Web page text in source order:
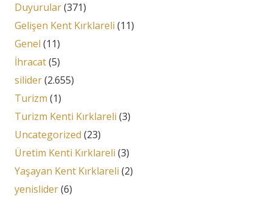
Duyurular(371)
Gelişen Kent Kırklareli (11)
Genel (11)
İhracat(5)
silider(2.655)
Turizm (1)
Turizm Kenti Kırklareli (3)
Uncategorized (23)
Üretim Kenti Kırklareli (3)
Yaşayan Kent Kırklareli (2)
yenislider(6)